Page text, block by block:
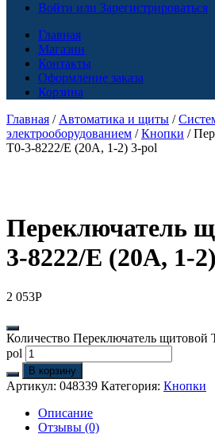
Войти или Зарегистрироваться
Главная
Магазин
Контакты
Оформление заказа
Корзина
Главная / Автоматика и щиты /
электрооборудованием /Кнопки /
T0-3-8222/E (20А, 1-2) 3-pol
Переключатель
3-8222/E (20А, 1-
2 053Р
Количество Переключатель щитовой
pol
В корзину
Артикул: 048339 Категория: Кнопки
Описание
Отзывы (0)